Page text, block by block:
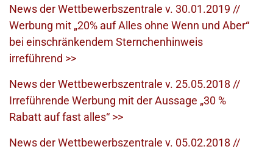
News der Wettbewerbszentrale v. 30.01.2019 //
Werbung mit „20% auf Alles ohne Wenn und Aber“
bei einschränkendem Sternchenhinweis
irreführend >>
News der Wettbewerbszentrale v. 25.05.2018 //
Irreführende Werbung mit der Aussage „30 %
Rabatt auf fast alles“ >>
News der Wettbewerbszentrale v. 05.02.2018 //